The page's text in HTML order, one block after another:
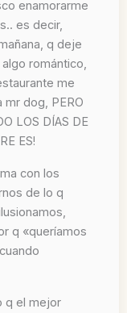
enamorarme
es decir,
q deje
romántico,
me
dog, PERO
LOS DÍAS DE
ES!
con los
de lo q
q «queríamos
q el mejor